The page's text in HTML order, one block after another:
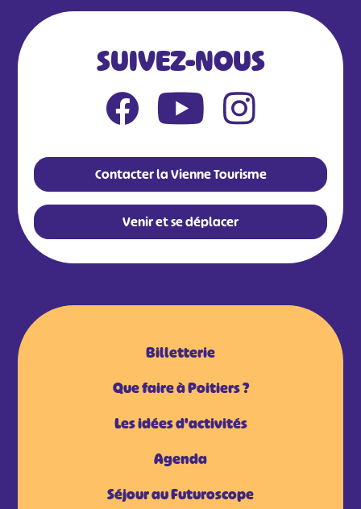
SUIVEZ-NOUS
Contacter la Vienne Tourisme
Venir et se déplacer
Billetterie
Que faire à Poitiers ?
Les idées d'activités
Agenda
Séjour au Futuroscope